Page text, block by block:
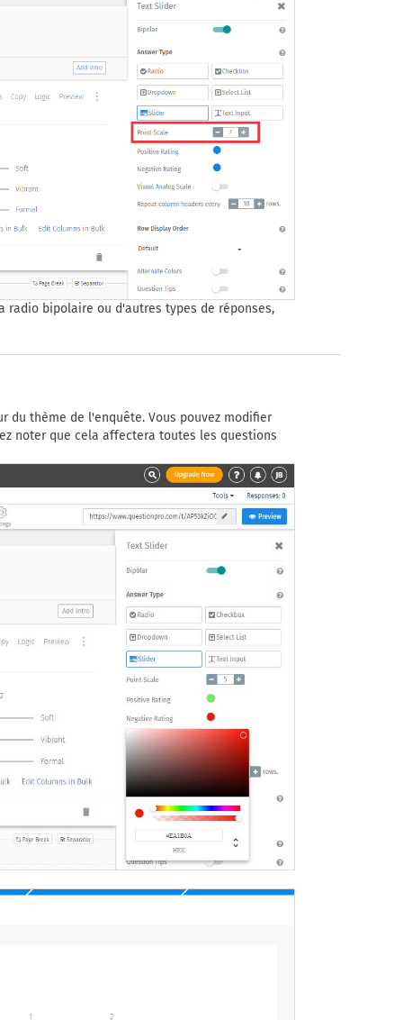
radio bipolaire ou d'autres types de réponses,
du thème de l'enquête. Vous pouvez modifier
noter que cela affectera toutes les questions